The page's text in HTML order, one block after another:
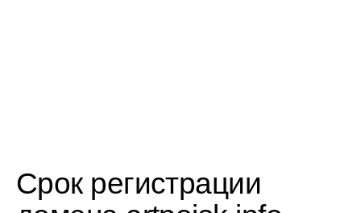
Срок регистрации